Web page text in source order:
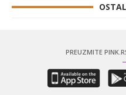
PREUZMITE